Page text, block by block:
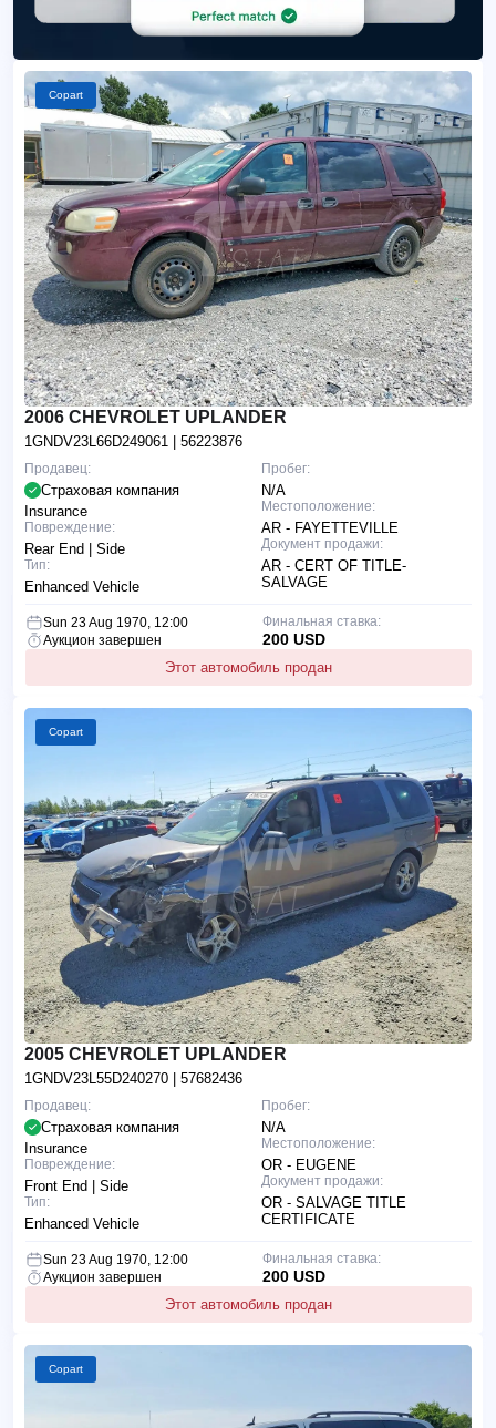
Copart
2006 CHEVROLET UPLANDER
1GNDV23L66D249061 | 56223876
Пробег:
N/A
Местоположение:
AR - FAYETTEVILLE
Документ продажи:
AR - CERT OF TITLE-
SALVAGE
Продавец:
Страховая компания
Insurance
Повреждение:
Rear End | Side
Тип:
Enhanced Vehicle
Sun 23 Aug 1970, 12:00
Аукцион завершен
Этот автомобиль продан
Финальная ставка:
200 USD
Copart
2005 CHEVROLET UPLANDER
1GNDV23L55D240270 | 57682436
Пробег:
N/A
Местоположение:
OR - EUGENE
Документ продажи:
OR - SALVAGE TITLE
CERTIFICATE
Продавец:
Страховая компания
Insurance
Повреждение:
Front End | Side
Тип:
Enhanced Vehicle
Sun 23 Aug 1970, 12:00
Аукцион завершен
Этот автомобиль продан
Финальная ставка:
200 USD
Copart